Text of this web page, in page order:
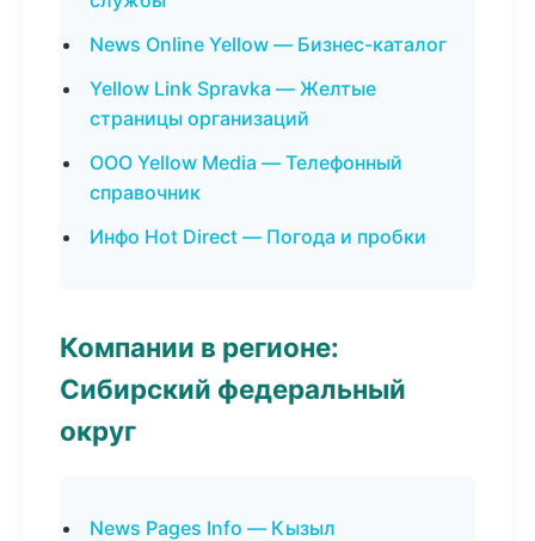
News Online Yellow — Бизнес-каталог
Yellow Link Spravka — Желтые
страницы организаций
ООО Yellow Media — Телефонный
справочник
Инфо Hot Direct — Погода и пробки
Компании в регионе:
Сибирский федеральный
округ
News Pages Info — Кызыл